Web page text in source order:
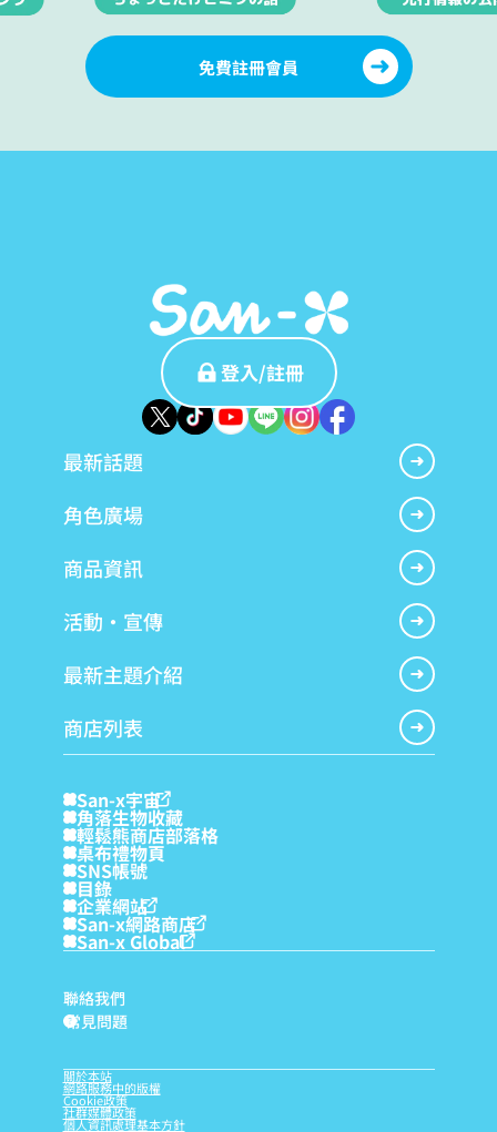
免費註冊會員
登入/註冊
最新話題
角色廣場
商品資訊
活動・宣傳
最新主題介紹
商店列表
San-x宇宙
角落生物收藏
輕鬆熊商店部落格
桌布禮物頁
SNS帳號
目錄
企業網站
San-x網路商店
San-x Global
聯絡我們
?
常見問題
關於本站
網路服務中的版權
Cookie政策
社群媒體政策
個人資訊處理基本方針